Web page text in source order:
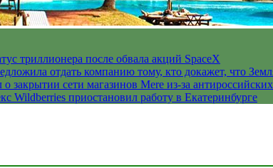
триллионера после обвала акций SpaceX
отдать компанию тому, кто докажет, что
сети магазинов Mere из-за
Wildberries приостановил работу в Екатеринбурге